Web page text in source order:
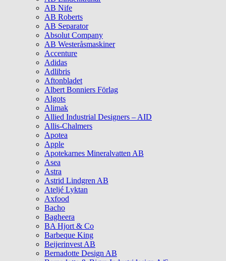
AB Nife
AB Roberts
AB Separator
Absolut Company
AB Westeråsmaskiner
Accenture
Adidas
Adlibris
Aftonbladet
Albert Bonniers Förlag
Algots
Alimak
Allied Industrial Designers – AID
Allis-Chalmers
Apotea
Apple
Apotekarnes Mineralvatten AB
Asea
Astra
Astrid Lindgren AB
Ateljé Lyktan
Axfood
Bacho
Bagheera
BA Hjort & Co
Barbeque King
Beijerinvest AB
Bernadotte Design AB